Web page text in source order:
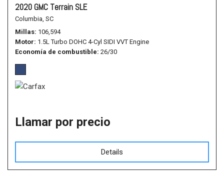
2020 GMC Terrain SLE
Columbia, SC
Millas 106,594
Motor 1.5L Turbo DOHC 4-Cyl SIDI VVT Engine
Economía de combustible 26/30
Llamar por precio
Details